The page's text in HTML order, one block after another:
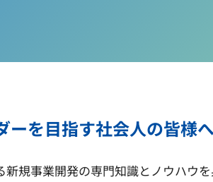
ーを目指す社会人の皆様へ
規事業開発の専門知識とノウハウ